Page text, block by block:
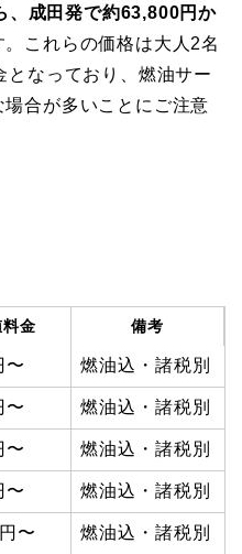
、成田発で約63,800円か
これらの価格は大人2名
となっており、燃油サー
合が多いことにご注意
金 備考
〜 燃油込・諸税別
〜 燃油込・諸税別
〜 燃油込・諸税別
〜 燃油込・諸税別
〜 燃油込・諸税別